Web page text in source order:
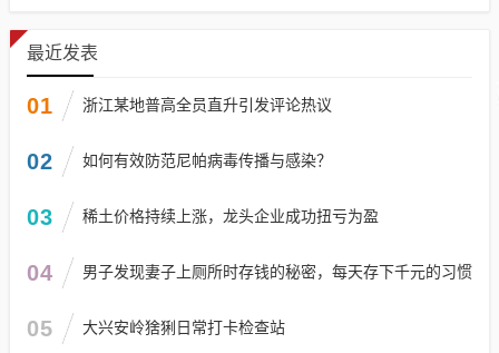
最近发表
01 浙江某地普高全员直升引发评论热议
02 如何有效防范尼帕病毒传播与感染？
03 稀土价格持续上涨，龙头企业成功扭亏为盈
04 男子发现妻子上厕所时存钱的秘密，每天存下千元的习惯
05 大兴安岭猞猁日常打卡检查站